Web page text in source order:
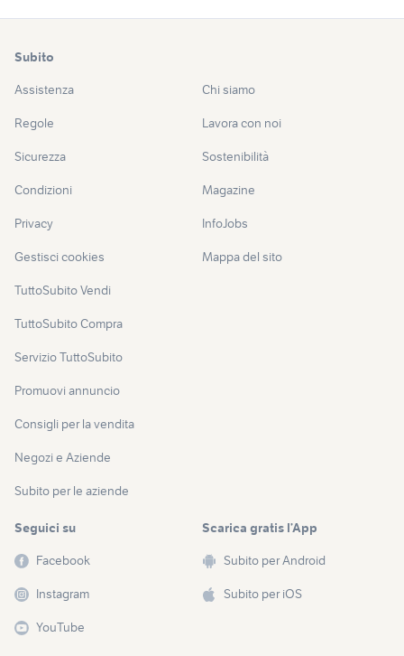
Subito
Assistenza
Regole
Sicurezza
Condizioni
Privacy
Gestisci cookies
TuttoSubito Vendi
TuttoSubito Compra
Servizio TuttoSubito
Promuovi annuncio
Consigli per la vendita
Negozi e Aziende
Subito per le aziende
Chi siamo
Lavora con noi
Sostenibilità
Magazine
InfoJobs
Mappa del sito
Seguici su
Facebook
Instagram
YouTube
Scarica gratis l’App
Subito per Android
Subito per iOS